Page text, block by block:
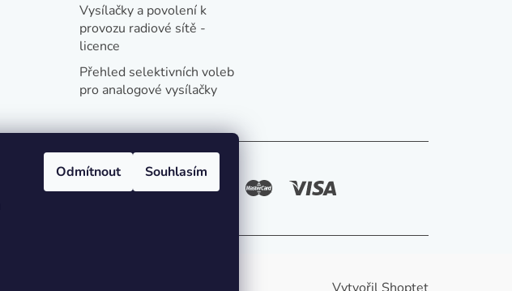
Odmítnout Souhlasím
Vysílačky a povolení k
provozu radiové sítě -
licence
Přehled selektivních voleb
pro analogové vysílačky
Oblíbené způsoby platby: